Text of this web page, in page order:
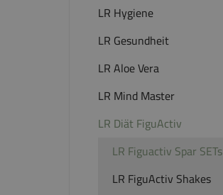
LR Hygiene
LR Gesundheit
LR Aloe Vera
LR Mind Master
LR Diät FiguActiv
LR Figuactiv Spar SETs
LR FiguActiv Shakes